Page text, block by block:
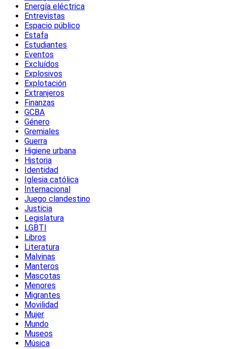
Energía eléctrica
Entrevistas
Espacio público
Estafa
Estudiantes
Eventos
Excluídos
Explosivos
Explotación
Extranjeros
Finanzas
GCBA
Género
Gremiales
Guerra
Higiene urbana
Historia
Identidad
Iglesia católica
Internacional
Juego clandestino
Justicia
Legislatura
LGBTI
Libros
Literatura
Malvinas
Manteros
Mascotas
Menores
Migrantes
Movilidad
Mujer
Mundo
Museos
Música